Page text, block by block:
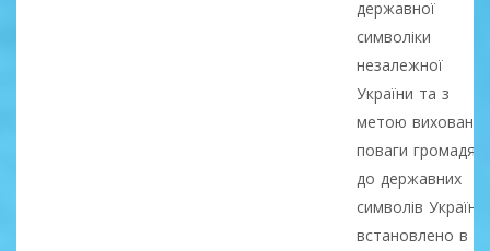
державної
символіки
незалежної
України та з
метою виховання
поваги громадян
до державних
символів
встановлено в